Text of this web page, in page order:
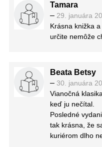
Tamara
– 29. januára
Krásna knižka
určite nemôže
Beata Betsy
– 30. januára
Vianočná
keď ju nečítal.
Posledné
tak krásna, že
kuriérom dlho